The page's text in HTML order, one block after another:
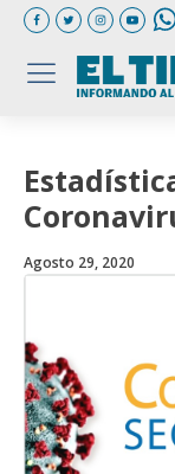
Agosto 29, 2020